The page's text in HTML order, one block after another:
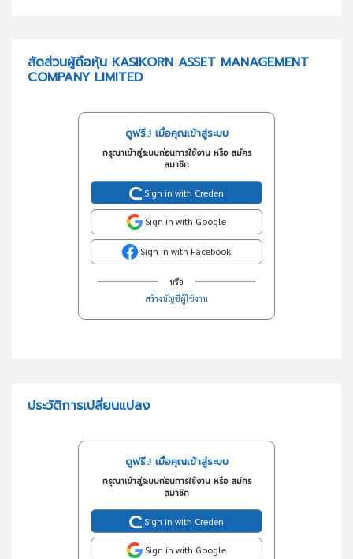
สัดส่วนผู้ถือหุ้น KASIKORN ASSET MANAGEMENT
COMPANY LIMITED
ดูฟรี..! เมื่อคุณเข้าสู่ระบบ
กรุณาเข้าสู่ระบบก่อนการใช้งาน หรือ สมัคร
สมาชิก
Sign in with Creden
Sign in with Google
Sign in with Facebook
หรือ
สร้างบัญชีผู้ใช้งาน
ประวัติการเปลี่ยนแปลง
ดูฟรี..! เมื่อคุณเข้าสู่ระบบ
กรุณาเข้าสู่ระบบก่อนการใช้งาน หรือ สมัคร
สมาชิก
Sign in with Creden
Sign in with Google